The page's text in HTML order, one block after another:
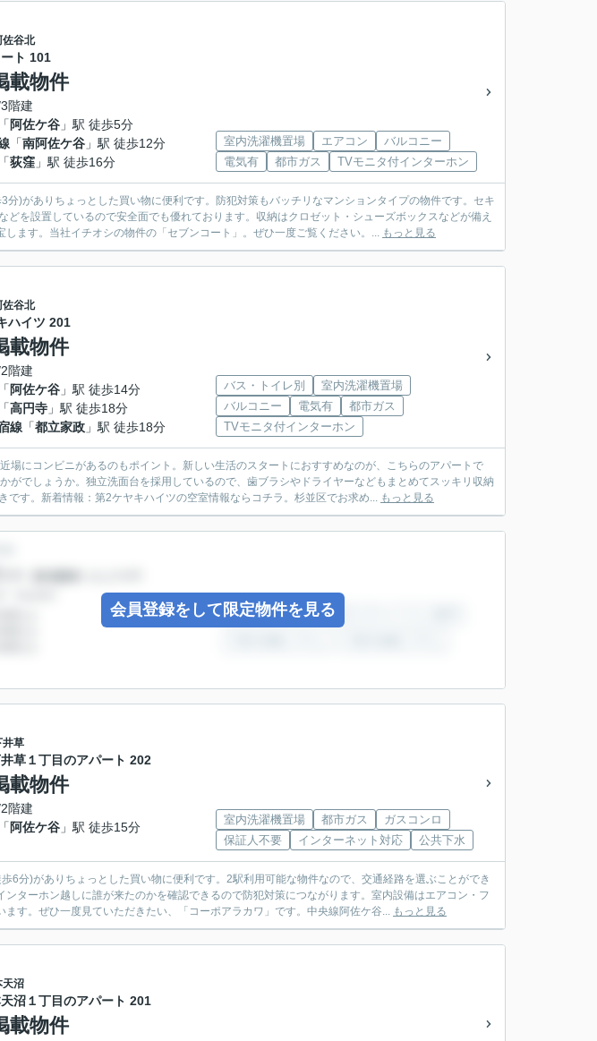
佐谷北
ト 101
載物件
階建
「 阿佐ケ谷 」駅 徒歩5分
「南阿佐ケ谷 」駅 徒歩12分
「荻窪 」駅 徒歩16分
室内洗濯機置場 エアコン
バルコニー
電気有
都市ガス TVモニタ付インターホン
分)がありちょっとした買い物に便利です。防犯対策もバッチリなマンションタイプの物件です。セキ
どを設置しているので安全面でも優れております。収納はクロゼット・シューズボックスなどが備え
ます。当社イチオシの物件の「セブンコート」。ぜひ一度ご覧ください。... もっと見る
佐谷北
ハイツ 201
載物件
階建
「 阿佐ケ谷 」駅 徒歩14分
「高円寺 」駅 徒歩18分
線 「都立家政 」駅 徒歩18分
バス・トイレ別
室内洗濯機置場
バルコニー
電気有
都市ガス
TVモニタ付インターホン
場にコンビニがあるのもポイント。新しい生活のスタートにおすすめなのが、こちらのアパートで
がでしょうか。独立洗面台を採用しているので、歯ブラシやドライヤーなどもまとめてスッキリ収納
です。新着情報：第2ケヤキハイツの空室情報ならコチラ。杉並区でお求め... もっと見る
会員登録をして限定物件を見る
井草
草１丁目のアパート 202
載物件
階建
「 阿佐ケ谷 」駅 徒歩15分
室内洗濯機置場 都市ガス
ガスコンロ
保証人不要
インターネット対応 公共下水
6分)がありちょっとした買い物に便利です。2駅利用可能な物件なので、交通経路を選ぶことができ
ターホン越しに誰が来たのかを確認できるので防犯対策につながります。室内設備はエアコン・フ
す。ぜひ一度見ていただきたい、「コーポアラカワ」です。中央線阿佐ケ谷... もっと見る
天沼
沼１丁目のアパート 201
載物件